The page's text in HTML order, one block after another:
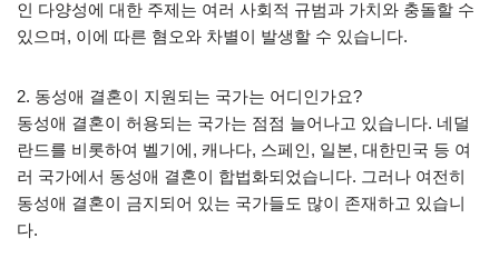
인 다양성에 대한 주제는 여러 사회적 규범과 가치와 충돌할 수
있으며, 이에 따른 혐오와 차별이 발생할 수 있습니다.
2. 동성애 결혼이 지원되는 국가는 어디인가요?
동성애 결혼이 허용되는 국가는 점점 늘어나고 있습니다. 네덜
란드를 비롯하여 벨기에, 캐나다, 스페인, 일본, 대한민국 등 여
러 국가에서 동성애 결혼이 합법화되었습니다. 그러나 여전히
동성애 결혼이 금지되어 있는 국가들도 많이 존재하고 있습니
다.